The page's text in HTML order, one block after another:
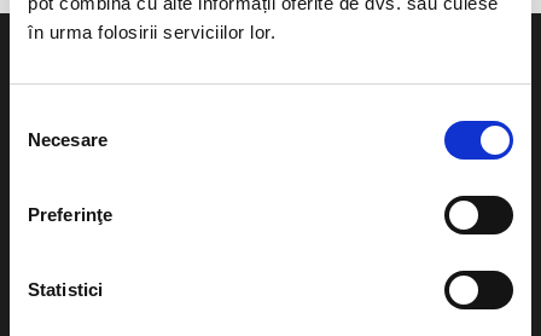
în urma folosirii serviciilor lor.
consimțământului
Necesare
Preferinţe
Statistici
Evenimente
Teatru
festivaluri